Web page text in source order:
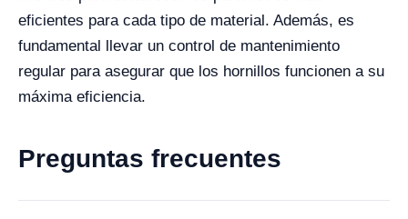
eficientes para cada tipo de material. Además, es
fundamental llevar un control de mantenimiento
regular para asegurar que los hornillos funcionen a su
máxima eficiencia.
Preguntas frecuentes